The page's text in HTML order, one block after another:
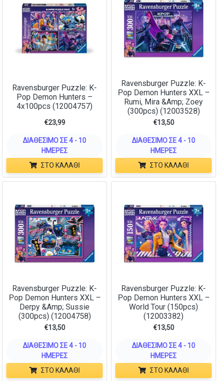
Ravensburger Puzzle: K-
Pop Demon Hunters –
4x100pcs (12004757)
€23,99
ΔΙΑΘΈΣΙΜΟ ΣΕ 4 - 10
ΗΜΈΡΕΣ
ΣΤΟ ΚΑΛΆΘΙ
Ravensburger Puzzle: K-
Pop Demon Hunters XXL –
Rumi, Mira &Amp; Zoey
(300pcs) (12003528)
€13,50
ΔΙΑΘΈΣΙΜΟ ΣΕ 4 - 10
ΗΜΈΡΕΣ
ΣΤΟ ΚΑΛΆΘΙ
Ravensburger Puzzle: K-
Pop Demon Hunters XXL –
Derpy &Amp; Sussie
(300pcs) (12004758)
€13,50
ΔΙΑΘΈΣΙΜΟ ΣΕ 4 - 10
ΗΜΈΡΕΣ
ΣΤΟ ΚΑΛΆΘΙ
Ravensburger Puzzle: K-
Pop Demon Hunters XXL –
World Tour (150pcs)
(12003382)
€13,50
ΔΙΑΘΈΣΙΜΟ ΣΕ 4 - 10
ΗΜΈΡΕΣ
ΣΤΟ ΚΑΛΆΘΙ